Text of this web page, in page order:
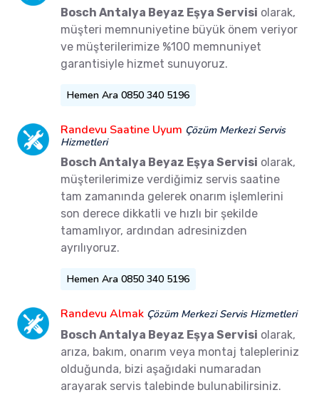
Bosch Antalya Beyaz Eşya Servisi olarak,
müşteri memnuniyetine büyük önem veriyor
ve müşterilerimize %100 memnuniyet
garantisiyle hizmet sunuyoruz.
Hemen Ara 0850 340 5196
Randevu Saatine Uyum Çözüm Merkezi Servis
Hizmetleri
Bosch Antalya Beyaz Eşya Servisi olarak,
müşterilerimize verdiğimiz servis saatine
tam zamanında gelerek onarım işlemlerini
son derece dikkatli ve hızlı bir şekilde
tamamlıyor, ardından adresinizden
ayrılıyoruz.
Hemen Ara 0850 340 5196
Randevu Almak Çözüm Merkezi Servis Hizmetleri
Bosch Antalya Beyaz Eşya Servisi olarak,
arıza, bakım, onarım veya montaj talepleriniz
olduğunda, bizi aşağıdaki numaradan
arayarak servis talebinde bulunabilirsiniz.